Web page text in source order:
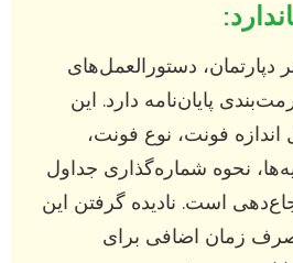
دستورالعمل‌های
پایان‌نامه دارد. این
فونت، نوع فونت،
نحوه شماره‌گذاری جداول
است. نادیده گرفتن این
صرف زمان اضافی برای